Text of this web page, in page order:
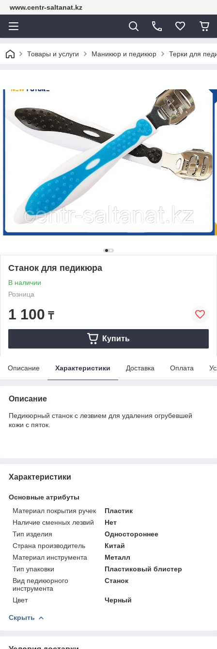
www.centr-saltanat.kz
Товары и услуги Маникюр и педикюр Терки для
Станок для педикюра
В наличии
Розница
1 100 ₸
Купить
Описание Характеристики Доставка Оплата
Описание
Педикюрный станок с лезвием для удаления огрубевшей
кожи с пяток.
Характеристики
Основные атрибуты
Материал покрытия ручек
Пластик
Наличие сменных лезвий
Нет
Тип изделия
Одностороннее
Страна производитель
Китай
Материал инструмента
Металл
Тип упаковки
Пластиковый блистер
Вид педикюрного
инструмента
Станок
Цвет Черный
Скрыть